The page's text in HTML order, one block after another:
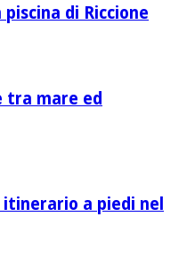
di Riccione
tra mare ed
itinerario a piedi nel